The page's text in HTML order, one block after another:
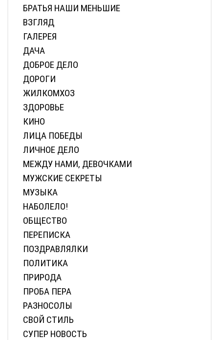
БРАТЬЯ НАШИ МЕНЬШИЕ
ВЗГЛЯД
ГАЛЕРЕЯ
ДАЧА
ДОБРОЕ ДЕЛО
ДОРОГИ
ЖИЛКОМХОЗ
ЗДОРОВЬЕ
КИНО
ЛИЦА ПОБЕДЫ
ЛИЧНОЕ ДЕЛО
МЕЖДУ НАМИ, ДЕВОЧКАМИ
МУЖСКИЕ СЕКРЕТЫ
МУЗЫКА
НАБОЛЕЛО!
ОБЩЕСТВО
ПЕРЕПИСКА
ПОЗДРАВЛЯЛКИ
ПОЛИТИКА
ПРИРОДА
ПРОБА ПЕРА
РАЗНОСОЛЫ
СВОЙ СТИЛЬ
СУПЕР НОВОСТЬ